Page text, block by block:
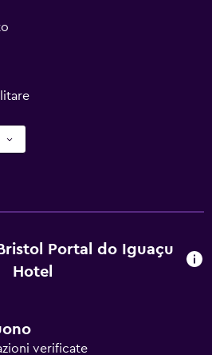
Portal do Iguaçu
Hotel
verificate